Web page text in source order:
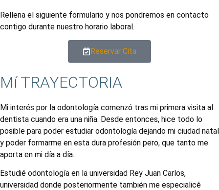
Rellena el siguiente formulario y nos pondremos en contacto
contigo durante nuestro horario laboral.
Reservar Cita
MíTRAYECTORIA
Mi interés por la odontología comenzó tras mi primera visita al
dentista cuando era una niña. Desde entonces, hice todo lo
posible para poder estudiar odontología dejando mi ciudad natal
y poder formarme en esta dura profesión pero, que tanto me
aporta en mi día a día.
Estudié odontología en la universidad Rey Juan Carlos,
universidad donde posteriormente también me especialicé